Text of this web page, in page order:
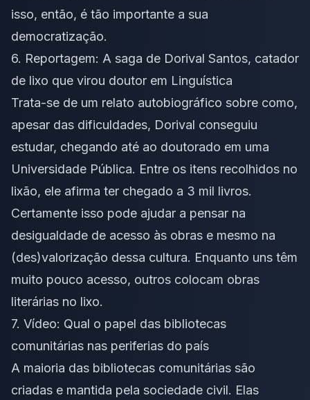
isso, então, é tão importante a sua
democratização.
6. Reportagem: A saga de Dorival Santos, catador
de lixo que virou doutor em Linguística
Trata-se de um relato autobiográfico sobre como,
apesar das dificuldades, Dorival conseguiu
estudar, chegando até ao doutorado em uma
Universidade Pública. Entre os itens recolhidos no
lixão, ele afirma ter chegado a 3 mil livros.
Certamente isso pode ajudar a pensar na
desigualdade de acesso às obras e mesmo na
(des)valorização dessa cultura. Enquanto uns têm
muito pouco acesso, outros colocam obras
literárias no lixo.
7. Vídeo: Qual o papel das bibliotecas
comunitárias nas periferias do país
A maioria das bibliotecas comunitárias são
criadas e mantida pela sociedade civil. Elas